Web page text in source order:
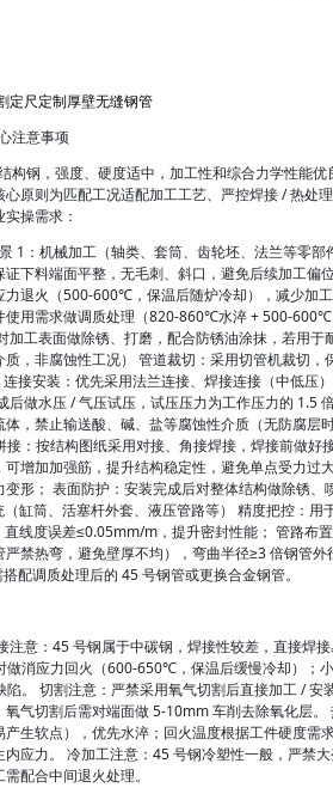
定尺定制厚壁无缝钢管
注意事项
构钢，强度、硬度适中，加工性和综合力学性能
心原则为匹配工况适配加工工艺、严控焊接 / 热处
操需求：
1：机械加工（轴类、套筒、齿轮坯、法兰等零
证下料端面平整，无毛刺、斜口，避免后续加工
力退火（500-600℃，保温后随炉冷却），减少加
使用需求做调质处理（820-860℃水淬 + 500-
加工表面做除锈、打磨，配合防锈油涂抹，若用
，非腐蚀性工况） 管道裁切：采用切管机裁切
接安装：优先采用法兰连接、焊接连接（中低压
后做水压 / 气压试压，试压压力为工作压力的 1.5
，禁止输送酸、碱、盐等腐蚀性介质（无防腐层
：按结构图纸采用对接、角接焊接，焊接前做
增加加强筋，提升结构稳定性，避免单点受力过
形； 表面防护：安装完成后对整体结构做除锈
缸筒、活塞杆外套、液压管路等） 精度把控：
线度误差≤0.05mm/m，提升密封性能； 管路布
禁热弯，避免壁厚不均），弯曲半径≥3 倍钢管
配调质处理后的 45 号钢管或更换合金钢管。
注意：45 号钢属于中碳钢，焊接性较差，直接焊
消应力回火（600-650℃，保温后缓慢冷却）；
陷。 切割注意：严禁采用氧气切割后直接加工 /
气切割后需对端面做 5-10mm 车削去除氧化层
生软点），优先水淬；回火温度根据工件硬度需
应力。 冷加工注意：45 号钢冷塑性一般，严禁
配合中间退火处理。